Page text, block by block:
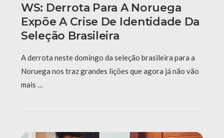
WS: Derrota Para A Noruega
Expõe A Crise De Identidade Da
Seleção Brasileira
A derrota neste domingo da seleção brasileira para a
Noruega nos traz grandes lições que agora já não vão
mais …